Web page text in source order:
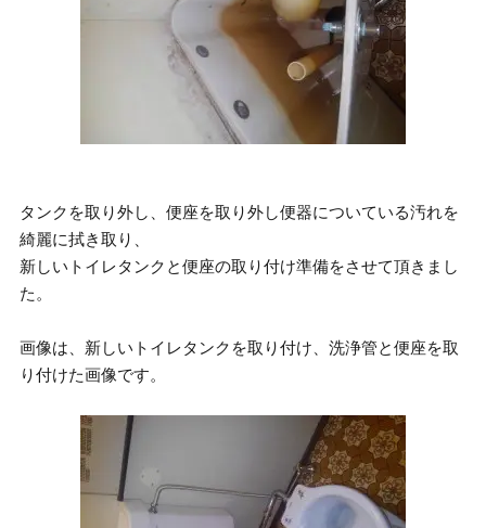
タンクを取り外し、便座を取り外し便器についている汚れを
綺麗に拭き取り、
新しいトイレタンクと便座の取り付け準備をさせて頂きまし
た。
画像は、新しいトイレタンクを取り付け、洗浄管と便座を取
り付けた画像です。